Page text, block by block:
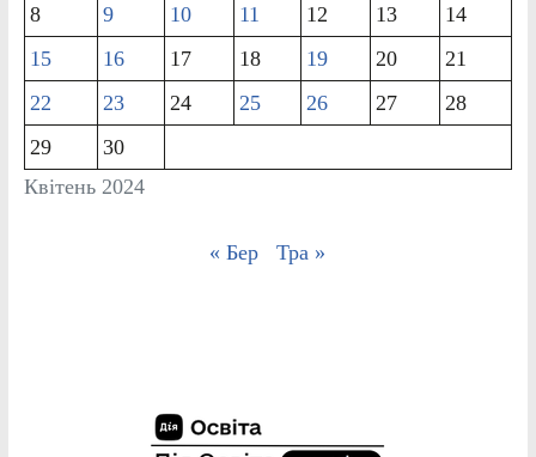
Квітень 2024
8
9 10 11 12 13
14
15
16 17 18 19 20
21
22
23 24 25 26 27
28
29
30
« Бер Тра »